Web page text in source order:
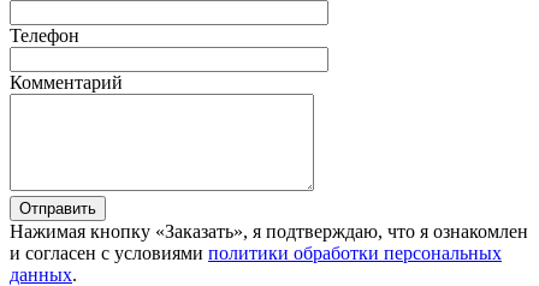
Телефон
Комментарий
Отправить
Нажимая кнопку «Заказать», я подтверждаю, что я ознакомлен
и согласен с условиями политики обработки персональных
данных.